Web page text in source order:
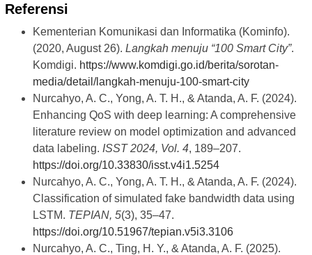
Referensi
Kementerian Komunikasi dan Informatika (Kominfo).
(2020, August 26). Langkah menuju “100 Smart City”.
Komdigi. https://www.komdigi.go.id/berita/sorotan-
media/detail/langkah-menuju-100-smart-city
Nurcahyo, A. C., Yong, A. T. H., & Atanda, A. F. (2024).
Enhancing QoS with deep learning: A comprehensive
literature review on model optimization and advanced
data labeling. ISST 2024, Vol. 4, 189–207.
https://doi.org/10.33830/isst.v4i1.5254
Nurcahyo, A. C., Yong, A. T. H., & Atanda, A. F. (2024).
Classification of simulated fake bandwidth data using
LSTM. TEPIAN, 5(3), 35–47.
https://doi.org/10.51967/tepian.v5i3.3106
Nurcahyo, A. C., Ting, H. Y., & Atanda, A. F. (2025).